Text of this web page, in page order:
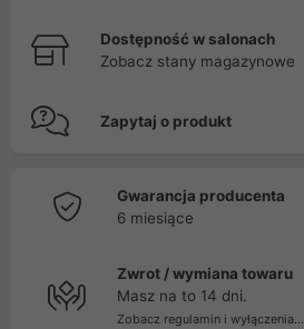
Dostępność w salonach
Zobacz stany magazynowe
Zapytaj o produkt
Gwarancja producenta
6 miesiące
Zwrot / wymiana towaru
Masz na to 14 dni.
Zobacz regulamin i wyłączenia...